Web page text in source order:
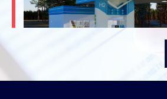
我々の使命：シャフトシー
ロ、安全で汚染のない作